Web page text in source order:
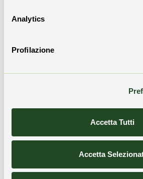
Analytics
Profilazione
Accetta Tutti
Accetta
Ho preso visione dell'